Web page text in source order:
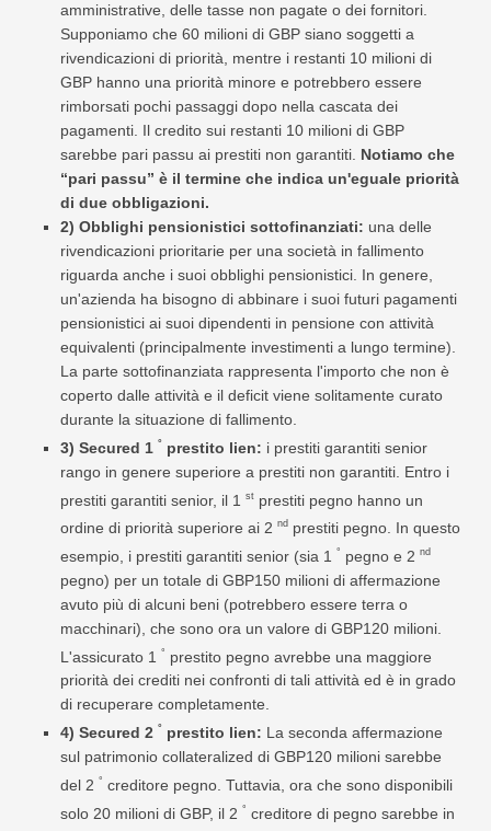
amministrative, delle tasse non pagate o dei fornitori.
Supponiamo che 60 milioni di GBP siano soggetti a
rivendicazioni di priorità, mentre i restanti 10 milioni di
GBP hanno una priorità minore e potrebbero essere
rimborsati pochi passaggi dopo nella cascata dei
pagamenti. Il credito sui restanti 10 milioni di GBP
sarebbe pari passu ai prestiti non garantiti. Notiamo che
“pari passu” è il termine che indica un'eguale priorità
di due obbligazioni.
2) Obblighi pensionistici sottofinanziati: una delle
rivendicazioni prioritarie per una società in fallimento
riguarda anche i suoi obblighi pensionistici. In genere,
un'azienda ha bisogno di abbinare i suoi futuri pagamenti
pensionistici ai suoi dipendenti in pensione con attività
equivalenti (principalmente investimenti a lungo termine).
La parte sottofinanziata rappresenta l'importo che non è
coperto dalle attività e il deficit viene solitamente curato
durante la situazione di fallimento.
3) Secured 1 ° prestito lien: i prestiti garantiti senior
rango in genere superiore a prestiti non garantiti. Entro i
prestiti garantiti senior, il 1
st prestiti pegno hanno un
ordine di priorità superiore ai 2 nd prestiti pegno. In questo
esempio, i prestiti garantiti senior (sia 1
° pegno e 2 nd
pegno) per un totale di GBP150 milioni di affermazione
avuto più di alcuni beni (potrebbero essere terra o
macchinari), che sono ora un valore di GBP120 milioni.
L'assicurato 1
° prestito pegno avrebbe una maggiore
priorità dei crediti nei confronti di tali attività ed è in grado
di recuperare completamente.
4) Secured 2 ° prestito lien: La seconda affermazione
sul patrimonio collateralized di GBP120 milioni sarebbe
del 2 ° creditore pegno. Tuttavia, ora che sono disponibili
solo 20 milioni di GBP, il 2 ° creditore di pegno sarebbe in